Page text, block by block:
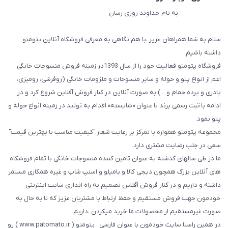
به نام خداوند روزی رسان
سلام به شما همراهان عزیز ،با هم نگاهی به معرفی فروشگاه آنلاین پتومتو
داشته باشیم.
فروشگاه پتومتو فعالیت خود را از سال 1393در زمینه فروش منسوجات خانگی
اعم از انواع پتو و حوله و سایر منسوجات و ملزومات خانگی (روفرشی، رومیزی،
پادری و پرده حمام و ...) به صورت آنلاین در کنار فروش آفلاین شروع کرد و در
ادامه با ثبت رسمی برند با عنوان «شایسته» اقدام به تولید در زمینه انواع حوله و
پتو نمود.
مجموعه پتومتو همواره با تمرکز بر رعایت شعار "کیفیت مناسب با بهترین قیمت"
سعی در جلب رضایت مشتری دارد.
ما در طی سالهای گذشته به عنوان تامین کننده منسوجات خانگی با تمام فروشگاه
های آنلاین بزرگ همچون دیجی کالا و بامیلو و اسنپ شاپ و غیره همکاری مستمر
داشته و داریم و در کنار فروش آفلاین تصمیم به راه اندازی سایت اینترنتی
خودمون جهت فروش مستقیم و حفظ ارتباط با مشتریان عزیز که تا به حال به
صورت غیرمستقیم از محصولات ما خرید میکردن ،داریم.
در همین راستا سایت خودمون با عنوان فارسی : پتومتو ( www.patomato.ir ) رو